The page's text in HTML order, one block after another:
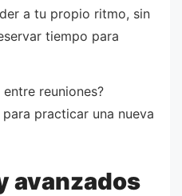
a tu propio ritmo, sin
tiempo para
reuniones?
practicar una nueva
avanzados